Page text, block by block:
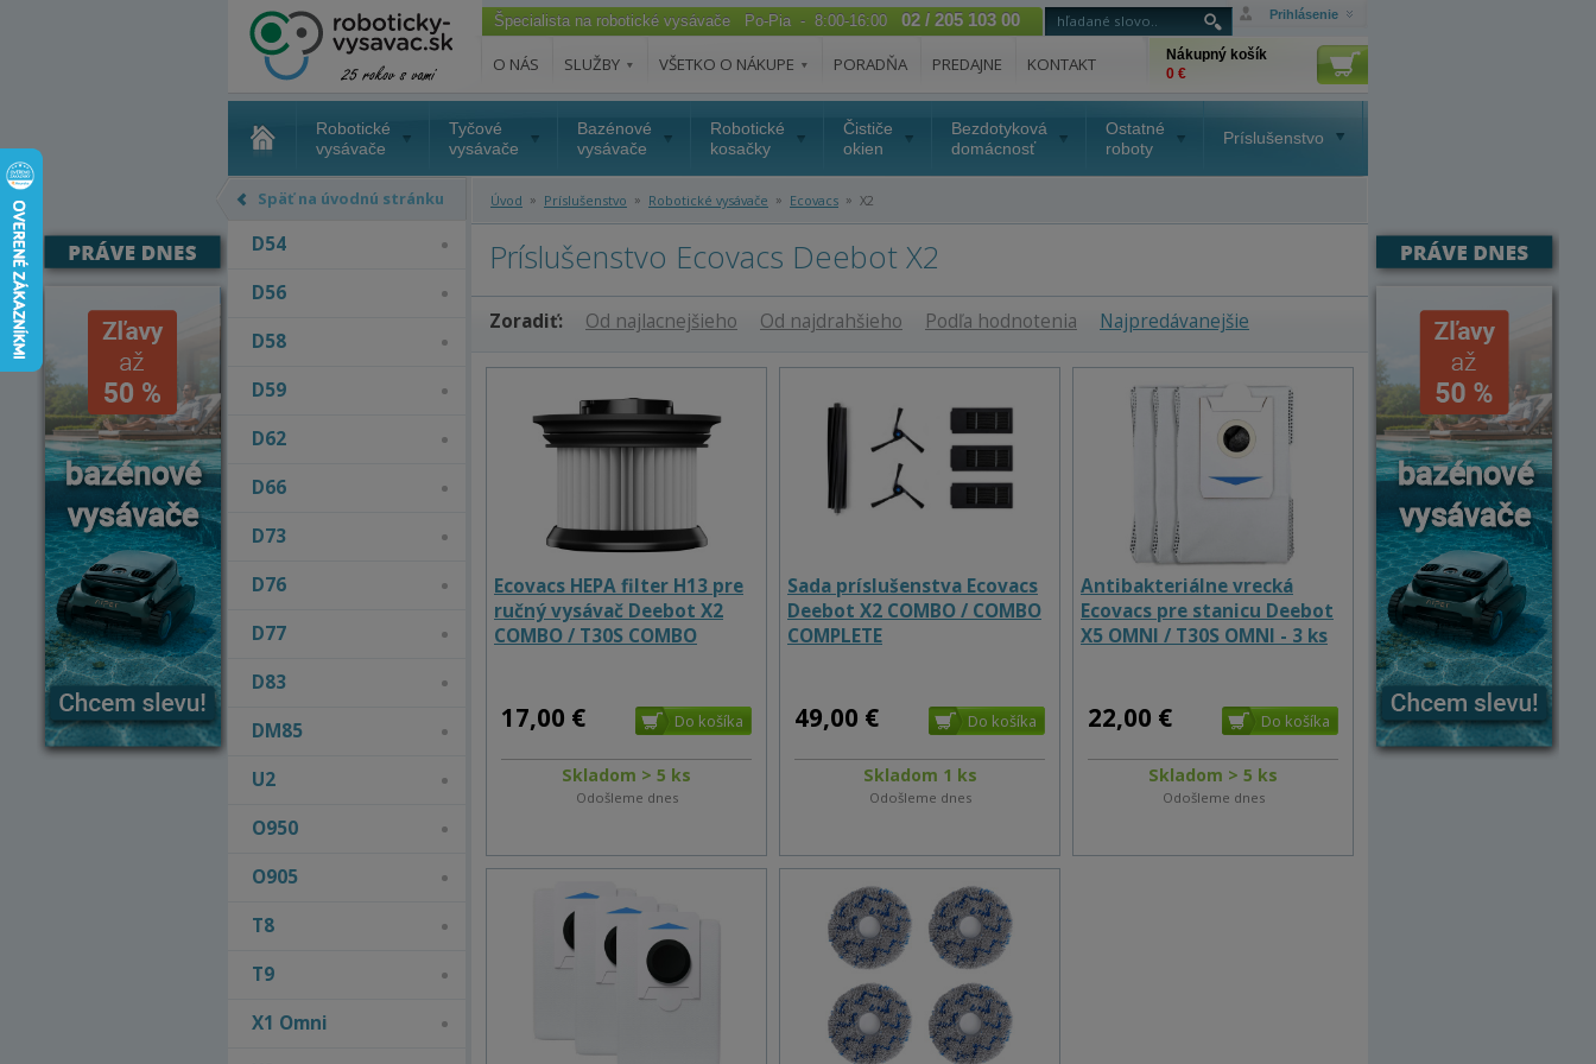
Prihlásenie
Špecialista na robotické vysávače Po-Pia - 8:00-16:00 02 / 205 103 00
O NÁS SLUŽBY VŠETKO O NÁKUPE PORADŇA PREDAJNE KONTAKT
Nákupný košík
0 €
Robotické
vysávače
Tyčové
vysávače
Bazénové
vysávače
Robotické
kosačky
Čističe
okien
Bezdotyková
domácnosť
Ostatné
roboty
Príslušenstvo
Späť na úvodnú stránku
D54
D56
D58
D59
D62
D66
D73
D76
D77
D83
DM85
U2
O950
O905
T8
T9
X1 Omni
Úvod » Príslušenstvo » Robotické vysávače » Ecovacs » X2
Príslušenstvo Ecovacs Deebot X2
Zoradiť: Od najlacnejšieho Od najdrahšieho Podľa hodnotenia Najpredávanejšie
Ecovacs HEPA filter H13 pre
ručný vysávač Deebot X2
COMBO / T30S COMBO
17,00 €
Skladom > 5 ks
Odošleme dnes
Sada príslušenstva Ecovacs
Deebot X2 COMBO / COMBO
COMPLETE
49,00 €
Skladom 1 ks
Odošleme dnes
Antibakteriálne vrecká
Ecovacs pre stanicu Deebot
X5 OMNI / T30S OMNI - 3 ks
22,00 €
Skladom > 5 ks
Odošleme dnes